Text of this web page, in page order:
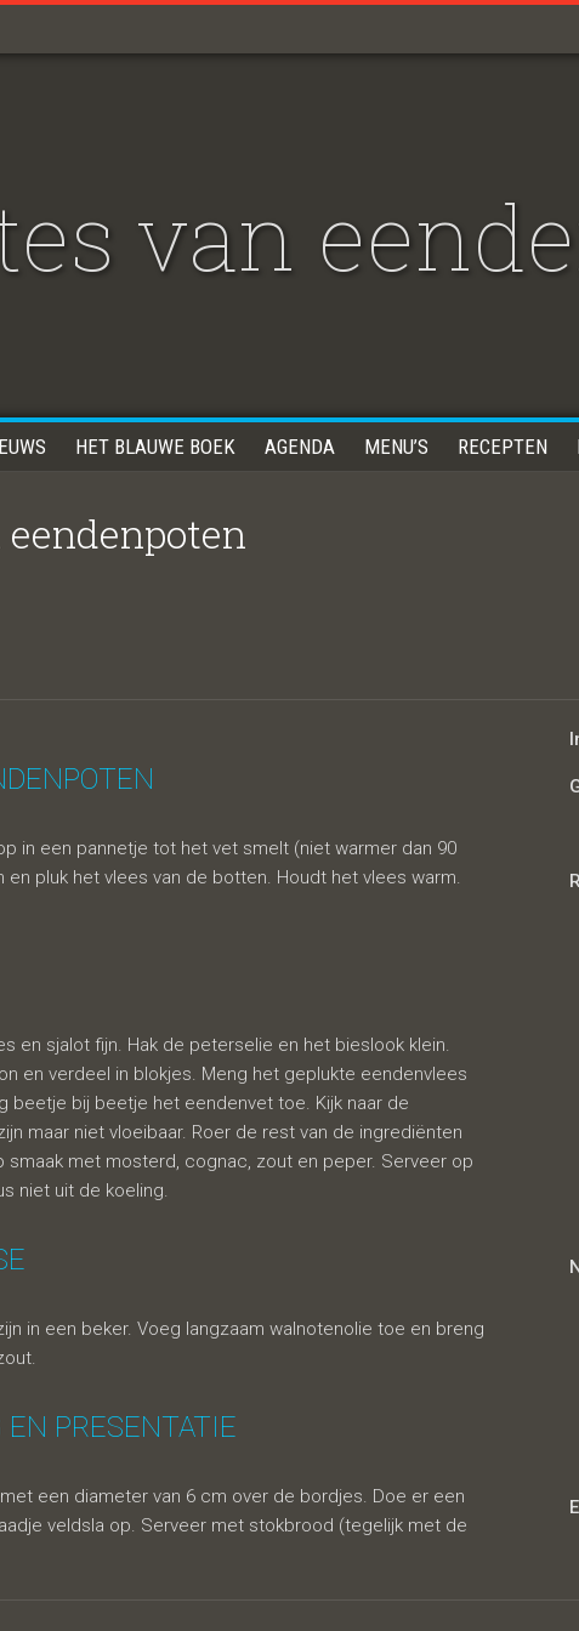
van
HET BLAUWE BOEK AGENDA MENU’S RECEPTEN
in een pannetje tot het vet smelt (niet warmer dan 90
en pluk het vlees van de botten. Houdt het vlees warm.
en sjalot fijn. Hak de peterselie en het bieslook klein.
en verdeel in blokjes. Meng het geplukte eendenvlees
beetje bij beetje het eendenvet toe. Kijk naar de
maar niet vloeibaar. Roer de rest van de ingrediënten
smaak met mosterd, cognac, zout en peper. Serveer op
niet uit de koeling.
in een beker. Voeg langzaam walnotenolie toe en breng
PRESENTATIE
een diameter van 6 cm over de bordjes. Doe er een
veldsla op. Serveer met stokbrood (tegelijk met de